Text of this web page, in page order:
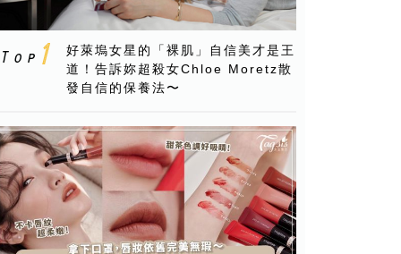
好萊塢女星的「裸肌」自信美才是王
道！告訴妳超殺女Chloe Moretz散
發自信的保養法〜